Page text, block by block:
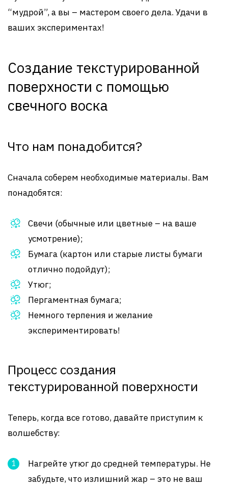
“мудрой”, а вы – мастером своего дела. Удачи в
ваших экспериментах!
Создание текстурированной
поверхности с помощью
свечного воска
Что нам понадобится?
Сначала соберем необходимые материалы. Вам
понадобятся:
Свечи (обычные или цветные – на ваше
усмотрение);
Бумага (картон или старые листы бумаги
отлично подойдут);
Утюг;
Пергаментная бумага;
Немного терпения и желание
экспериментировать!
Процесс создания
текстурированной поверхности
Теперь, когда все готово, давайте приступим к
волшебству:
Нагрейте утюг до средней температуры. Не
забудьте, что излишний жар – это не ваш